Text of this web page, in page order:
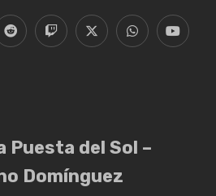
Puesta del Sol –
Domínguez